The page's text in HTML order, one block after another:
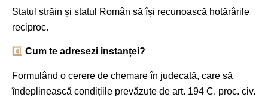
Statul străin și statul Român să își recunoască hotărârile
reciproc.
4️⃣ Cum te adresezi instanței?
Formulând o cerere de chemare în judecată, care să
îndeplinească condițiile prevăzute de art. 194 C. proc. civ.